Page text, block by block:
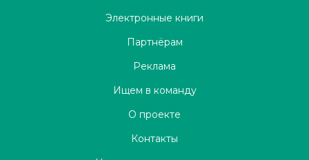
Электронные книги
Партнёрам
Реклама
Ищем в команду
О проекте
Контакты